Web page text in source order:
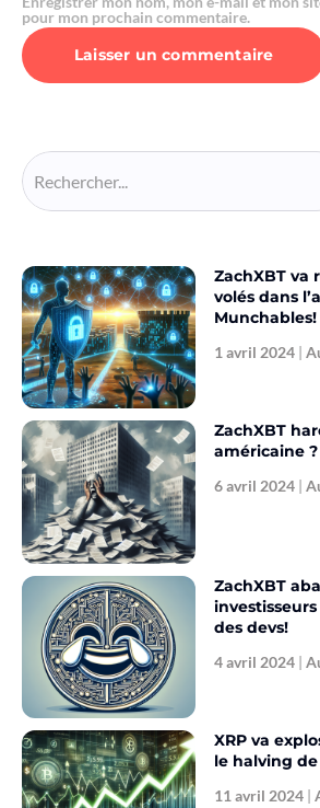
pour mon prochain commentaire.
ZachXBT va
volés dans
Munchables!
1 avril 2024
ZachXBT
américaine
6 avril 2024
ZachXBT
des devs!
4 avril 2024
XRP va
le halving
11 avril 2024